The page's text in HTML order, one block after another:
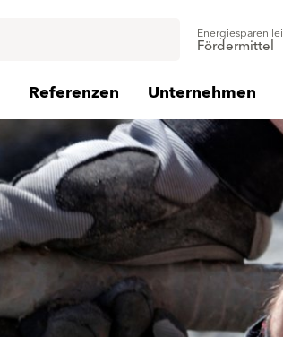
Energiesparen
Fördermittel
Referenzen Unternehmen